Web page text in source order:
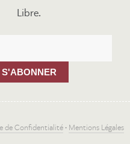
Libre.
S'ABONNER
de Confidentialité • Mentions Légales